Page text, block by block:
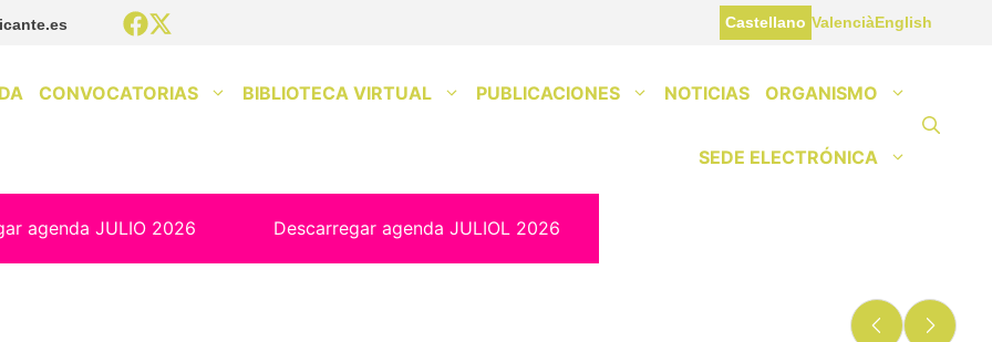
Castellano ValenciàEnglish
CONVOCATORIAS BIBLIOTECA VIRTUAL PUBLICACIONES NOTICIAS ORGANISMO
SEDE ELECTRÓNICA
agenda JULIO 2026 Descarregar agenda JULIOL 2026